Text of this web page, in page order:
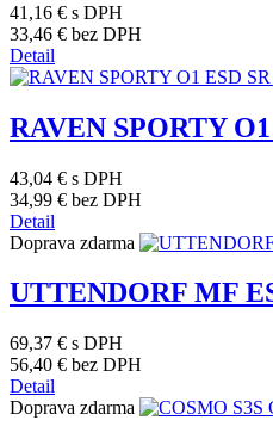
41,16 € s DPH
33,46 € bez DPH
Detail
RAVEN SPORTY
43,04 € s DPH
34,99 € bez DPH
Detail
Doprava zdarma
UTTENDORF MF
69,37 € s DPH
56,40 € bez DPH
Detail
Doprava zdarma